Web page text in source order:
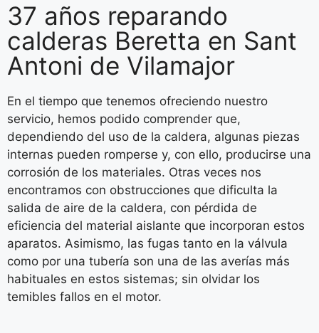
37 años reparando
calderas Beretta en Sant
Antoni de Vilamajor
En el tiempo que tenemos ofreciendo nuestro
servicio, hemos podido comprender que,
dependiendo del uso de la caldera, algunas piezas
internas pueden romperse y, con ello, producirse una
corrosión de los materiales. Otras veces nos
encontramos con obstrucciones que dificulta la
salida de aire de la caldera, con pérdida de
eficiencia del material aislante que incorporan estos
aparatos. Asimismo, las fugas tanto en la válvula
como por una tubería son una de las averías más
habituales en estos sistemas; sin olvidar los
temibles fallos en el motor.